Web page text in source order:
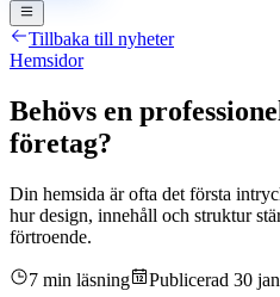
Tillbaka till nyheter
Hemsidor
Behövs en
företag?
Din hemsida är ofta det första
hur design, innehåll och struktur
förtroende.
7 min läsning Publicerad 30